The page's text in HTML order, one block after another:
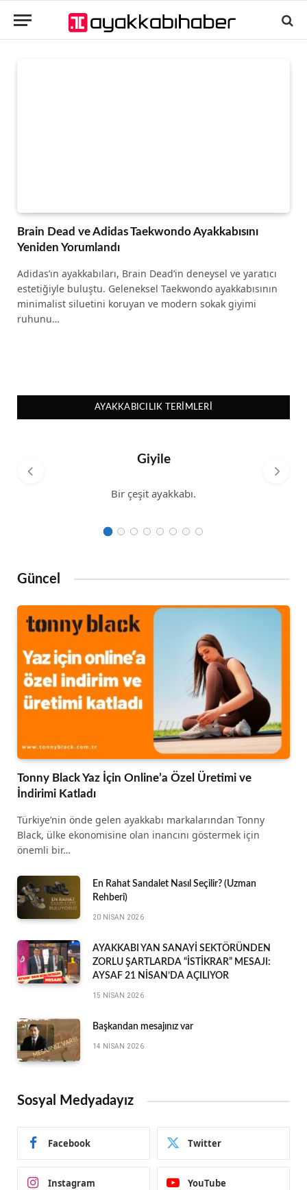
Brain Dead ve Adidas Taekwondo Ayakkabısını
Yeniden Yorumlandı
Adidas’ın ayakkabıları, Brain Dead’in deneysel ve yaratıcı
estetiğiyle buluştu. Geleneksel Taekwondo ayakkabısının
minimalist siluetini koruyan ve modern sokak giyimi
ruhunu…
AYAKKABICILIK TERIMLERI
Giyile
Bir çeşit ayakkabı.
Güncel
Tonny Black Yaz İçin Online’a Özel Üretimi ve
İndirimi Katladı
Türkiye’nin önde gelen ayakkabı markalarından Tonny
Black, ülke ekonomisine olan inancını göstermek için
önemli bir…
En Rahat Sandalet Nasıl Seçilir? (Uzman
Rehberi)
20 NISAN 2026
AYAKKABI YAN SANAYİ SEKTÖRÜNDEN
ZORLU ŞARTLARDA “İSTİKRAR” MESAJI:
AYSAF 21 NİSAN’DA AÇILIYOR
15 NISAN 2026
Başkandan mesajınız var
14 NISAN 2026
Sosyal Medyadayız
Facebook Twitter
Instagram YouTube